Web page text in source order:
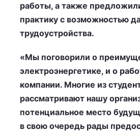
работы, а также
практику с возможностью
трудоустройства.
«Мы поговорили о
электроэнергетике, и о
компании. Многие из
рассматривают нашу
потенциальное место
в свою очередь рады